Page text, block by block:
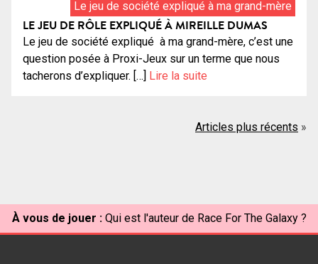
Le jeu de société expliqué à ma grand-mère
LE JEU DE RÔLE EXPLIQUÉ À MIREILLE DUMAS
Le jeu de société expliqué à ma grand-mère, c’est une
question posée à Proxi-Jeux sur un terme que nous
tacherons d’expliquer. […] Lire la suite
Articles plus récents
À vous de jouer : Qui est l'auteur de Race For The Galaxy ?